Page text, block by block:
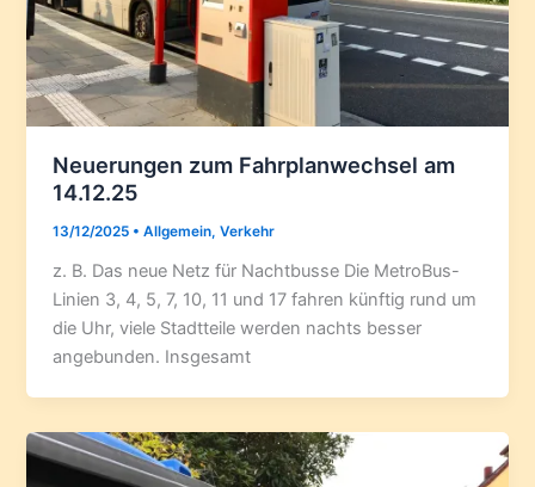
Neuerungen zum Fahrplanwechsel am
14.12.25
13/12/2025 •Allgemein,Verkehr
z. B. Das neue Netz für Nachtbusse Die MetroBus-
Linien 3, 4, 5, 7, 10, 11 und 17 fahren künftig rund um
die Uhr, viele Stadtteile werden nachts besser
angebunden. Insgesamt